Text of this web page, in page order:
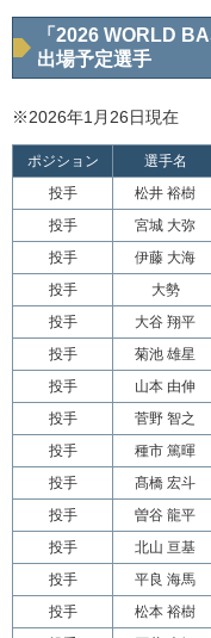
「2026 WORLD
出場予定選手
※2026年1月26日現在
ポジション 選手名
投手
松井 裕樹
投手
宮城 大弥
投手
伊藤 大海
投手
大勢
投手
大谷 翔平
投手
菊池 雄星
投手
山本 由伸
投手
菅野 智之
投手
種市 篤暉
投手
髙橋 宏斗
投手
曽谷 龍平
投手
北山 亘基
投手
平良 海馬
投手
松本 裕樹